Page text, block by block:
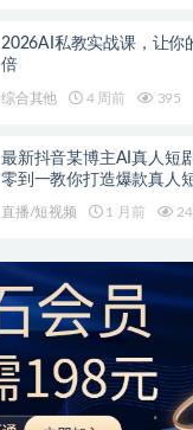
2026AI私教实战课，让你
倍
综合其他 4 周前 395
最新抖音某博主AI真人短
零到一教你打造爆款真人
上手变现
直播/短视频 1 月前